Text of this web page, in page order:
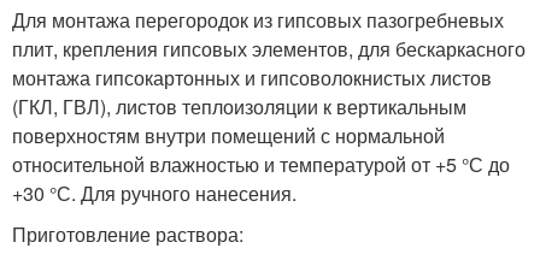
Для монтажа перегородок из гипсовых пазогребневых
плит, крепления гипсовых элементов, для бескаркасного
монтажа гипсокартонных и гипсоволокнистых листов
(ГКЛ, ГВЛ), листов теплоизоляции к вертикальным
поверхностям внутри помещений с нормальной
относительной влажностью и температурой от +5 °С до
+30 °С. Для ручного нанесения.
Приготовление раствора: